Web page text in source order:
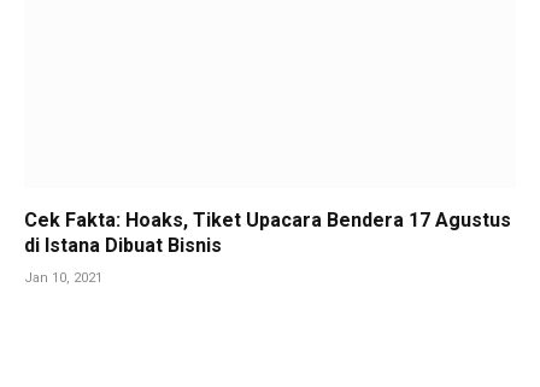
Cek Fakta: Hoaks, Tiket Upacara Bendera 17 Agustus
di Istana Dibuat Bisnis
Jan 10, 2021